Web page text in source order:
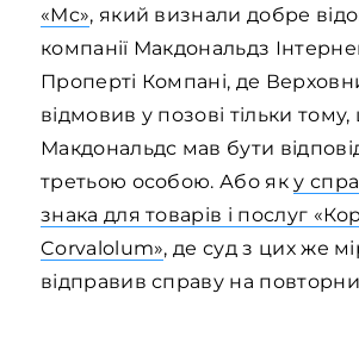
«Mc», який визнали добре
компанії Макдональдз
Проперті Компані, де
відмовив у позові тільки
Макдональдс мав бути
третьою особою. Або яку
знака для товарів і послуг
Corvalolum», де суд з цих же
відправив справу на